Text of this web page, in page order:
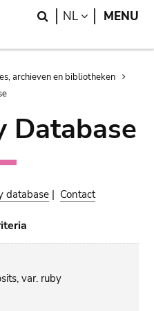
Search
NL LANGUAGE
MENU
archieven en bibliotheken
Database
database | Contact
var. ruby